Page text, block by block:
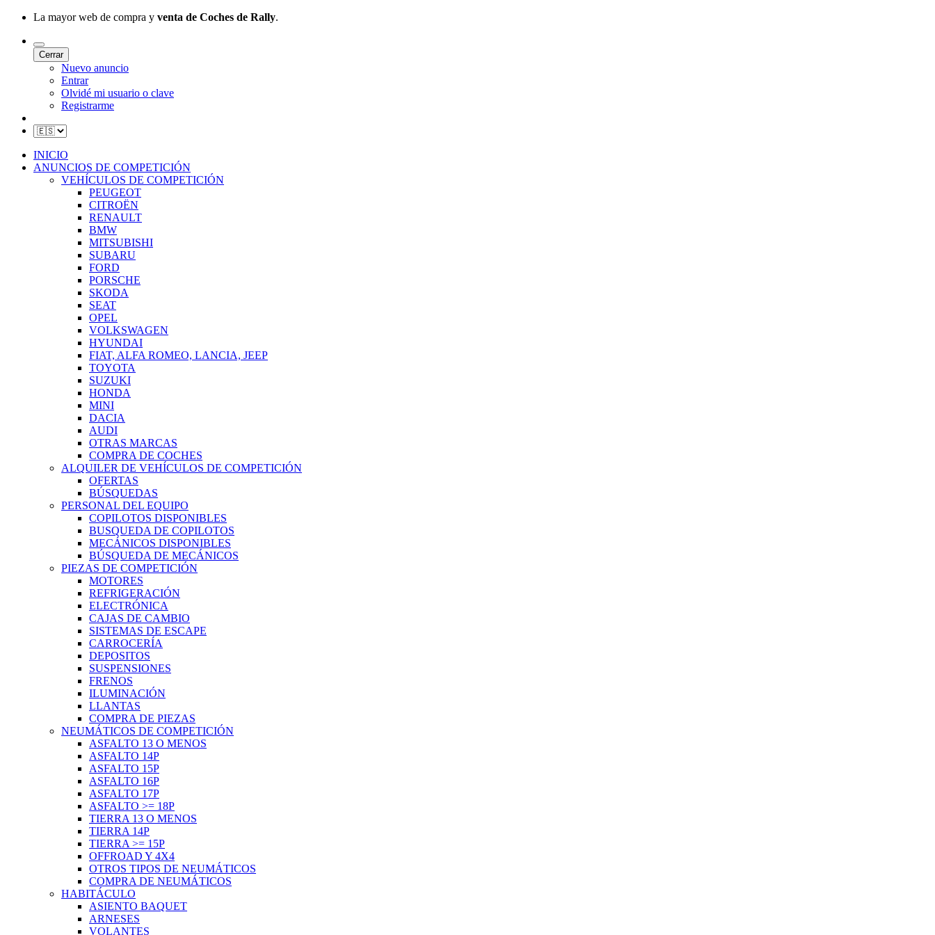
La mayor web de compra y venta de Coches de Rally.
Cerrar
Nuevo anuncio
Entrar
Olvidé mi usuario o clave
Registrarme
INICIO
ANUNCIOS DE COMPETICIÓN
VEHÍCULOS DE COMPETICIÓN
PEUGEOT
CITROËN
RENAULT
BMW
MITSUBISHI
SUBARU
FORD
PORSCHE
SKODA
SEAT
OPEL
VOLKSWAGEN
HYUNDAI
FIAT, ALFA ROMEO, LANCIA, JEEP
TOYOTA
SUZUKI
HONDA
MINI
DACIA
AUDI
OTRAS MARCAS
COMPRA DE COCHES
ALQUILER DE VEHÍCULOS DE COMPETICIÓN
OFERTAS
BÚSQUEDAS
PERSONAL DEL EQUIPO
COPILOTOS DISPONIBLES
BUSQUEDA DE COPILOTOS
MECÁNICOS DISPONIBLES
BÚSQUEDA DE MECÁNICOS
PIEZAS DE COMPETICIÓN
MOTORES
REFRIGERACIÓN
ELECTRÓNICA
CAJAS DE CAMBIO
SISTEMAS DE ESCAPE
CARROCERÍA
DEPOSITOS
SUSPENSIONES
FRENOS
ILUMINACIÓN
LLANTAS
COMPRA DE PIEZAS
NEUMÁTICOS DE COMPETICIÓN
ASFALTO 13 O MENOS
ASFALTO 14P
ASFALTO 15P
ASFALTO 16P
ASFALTO 17P
ASFALTO >= 18P
TIERRA 13 O MENOS
TIERRA 14P
TIERRA >= 15P
OFFROAD Y 4X4
OTROS TIPOS DE NEUMÁTICOS
COMPRA DE NEUMÁTICOS
HABITÁCULO
ASIENTO BAQUET
ARNESES
VOLANTES